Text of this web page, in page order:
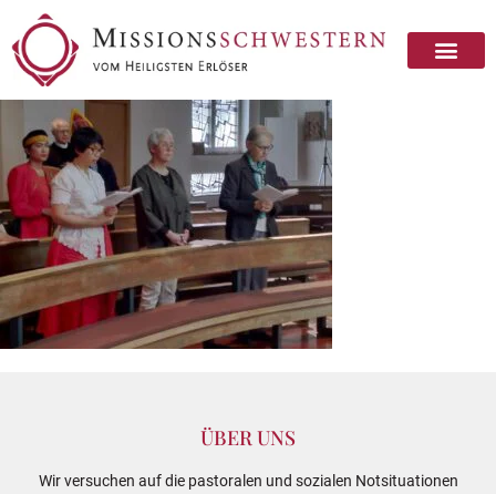
ÜBER UNS
Wir versuchen auf die pastoralen und sozialen Notsituationen